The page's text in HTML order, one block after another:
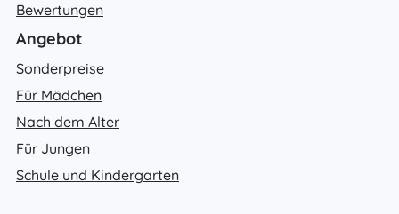
Bewertungen
Angebot
Sonderpreise
Für Mädchen
Nach dem Alter
Für Jungen
Schule und Kindergarten